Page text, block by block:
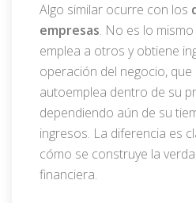
Algo similar ocurre con los
empresas. No es lo
emplea a otros y obtiene
operación del negocio,
autoemplea dentro de su
dependiendo aún de su
ingresos. La diferencia es
cómo se construye la
financiera.